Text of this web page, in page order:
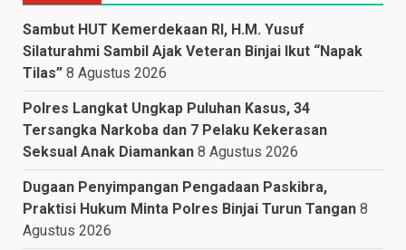
Sambut HUT Kemerdekaan RI, H.M. Yusuf
Silaturahmi Sambil Ajak Veteran Binjai Ikut “Napak
Tilas” 8 Agustus 2026
Polres Langkat Ungkap Puluhan Kasus, 34
Tersangka Narkoba dan 7 Pelaku Kekerasan
Seksual Anak Diamankan 8 Agustus 2026
Dugaan Penyimpangan Pengadaan Paskibra,
Praktisi Hukum Minta Polres Binjai Turun Tangan 8
Agustus 2026